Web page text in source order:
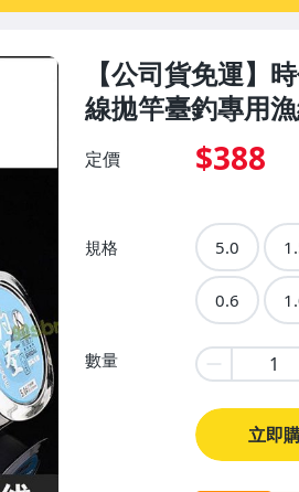
【公司貨免運】
線拋竿臺釣專用
定價 $388
規格 5.0
0.6
數量
立即